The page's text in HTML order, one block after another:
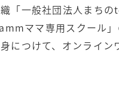
「一般社団法人ま
ママ専用スクール
につけて、オンライ